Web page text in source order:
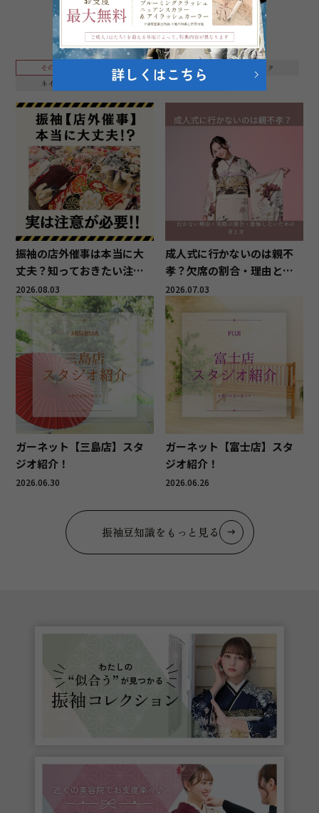
振袖豆知識
その他 振袖 髪型
メイク
ネイル
卒業袴 小物
振袖の店外催事は本当に大
丈夫？知っておきたい注意
点と後悔しないためのポイ
ント
2026.08.03
成人式に行かないのは親不
孝？欠席の割合・理由と後
悔しない考え方
2026.07.03
ガーネット【三島店】スタ
ジオ紹介！
2026.06.30
ガーネット【富士店】スタ
ジオ紹介！
2026.06.26
振袖豆知識をもっと見る